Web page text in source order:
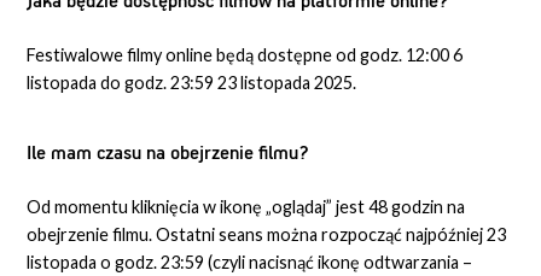
Festiwalowe filmy online będą dostępne od godz. 12:00 6
listopada do godz. 23:59 23 listopada 2025.
Ile mam czasu na obejrzenie filmu?
Od momentu kliknięcia w ikonę „oglądaj” jest 48 godzin na
obejrzenie filmu. Ostatni seans można rozpocząć najpóźniej 23
listopada o godz. 23:59 (czyli nacisnąć ikonę odtwarzania –